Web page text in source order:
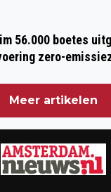
OP
VAN
56.000 boetes
zero-
Meer artikelen